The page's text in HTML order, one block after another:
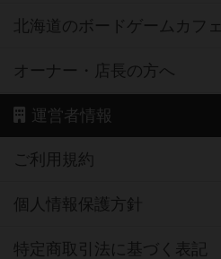
北海道のボードゲームカフェ
オーナー・店長の方へ
運営者情報
ご利用規約
個人情報保護方針
特定商取引法に基づく表記